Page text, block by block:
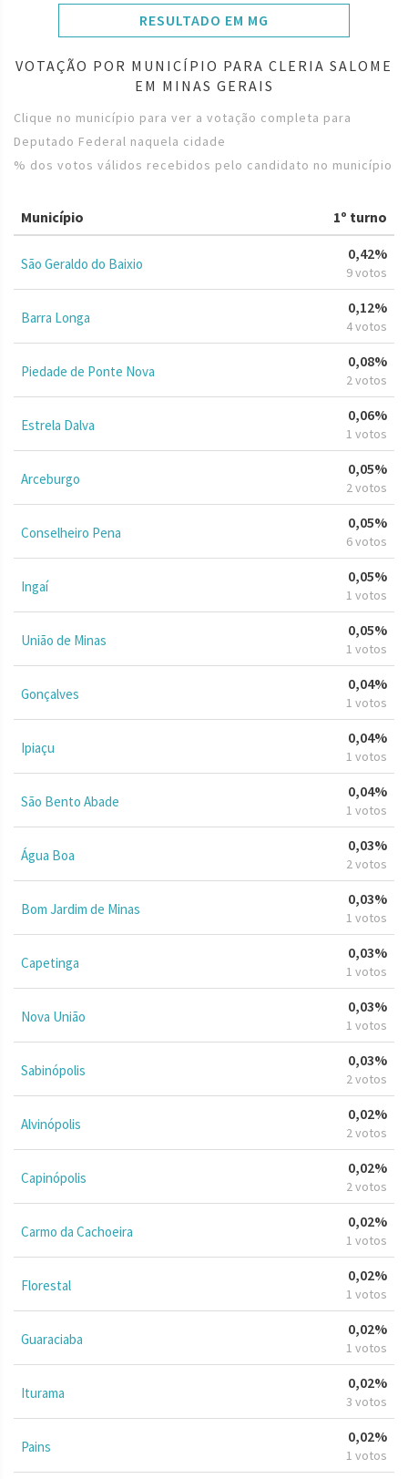
RESULTADO EM MG
VOTAÇÃO POR MUNICÍPIO PARA CLERIA SALOME
EM MINAS GERAIS
Clique no município para ver a votação completa para
Deputado Federal naquela cidade
% dos votos válidos recebidos pelo candidato no município
Município 1º turno
São Geraldo do Baixio
0,42%
9 votos
Barra Longa
0,12%
4 votos
Piedade de Ponte Nova
0,08%
2 votos
Estrela Dalva
0,06%
1 votos
Arceburgo
0,05%
2 votos
Conselheiro Pena
0,05%
6 votos
Ingaí
0,05%
1 votos
União de Minas
0,05%
1 votos
Gonçalves
0,04%
1 votos
Ipiaçu
0,04%
1 votos
São Bento Abade
0,04%
1 votos
Água Boa
0,03%
2 votos
Bom Jardim de Minas
0,03%
1 votos
Capetinga
0,03%
1 votos
Nova União
0,03%
1 votos
Sabinópolis
0,03%
2 votos
Alvinópolis
0,02%
2 votos
Capinópolis
0,02%
2 votos
Carmo da Cachoeira
0,02%
1 votos
Florestal
0,02%
1 votos
Guaraciaba
0,02%
1 votos
Iturama
0,02%
3 votos
Pains
0,02%
1 votos